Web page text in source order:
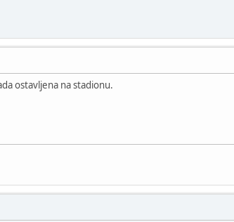
ostavljena na stadionu.